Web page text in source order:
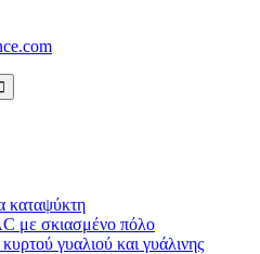
καταψύκτη
με σκιασμένο πόλο
γυαλιού και γυάλινης